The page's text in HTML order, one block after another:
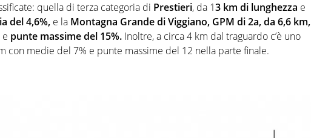
quella di terza categoria di Prestieri, da 13 km di lunghezza e
del 4,6%, e la Montagna Grande di Viggiano, GPM di 2a, da 6,6 km,
e punte massime del 15%. Inoltre, a circa 4 km dal traguardo c’è uno
con medie del 7% e punte massime del 12 nella parte finale.